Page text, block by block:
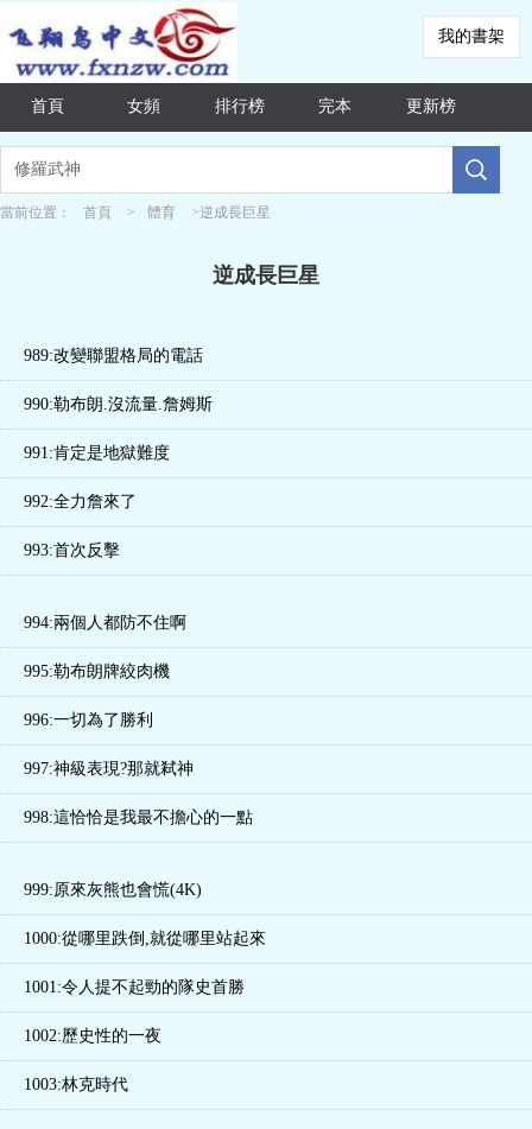
我的書架
首頁 女頻 排行榜 完本 更新榜
當前位置： 首頁 > 體育 >逆成長巨星
逆成長巨星
989:改變聯盟格局的電話
990:勒布朗.沒流量.詹姆斯
991:肯定是地獄難度
992:全力詹來了
993:首次反擊
994:兩個人都防不住啊
995:勒布朗牌絞肉機
996:一切為了勝利
997:神級表現?那就弒神
998:這恰恰是我最不擔心的一點
999:原來灰熊也會慌(4K)
1000:從哪里跌倒,就從哪里站起來
1001:令人提不起勁的隊史首勝
1002:歷史性的一夜
1003:林克時代